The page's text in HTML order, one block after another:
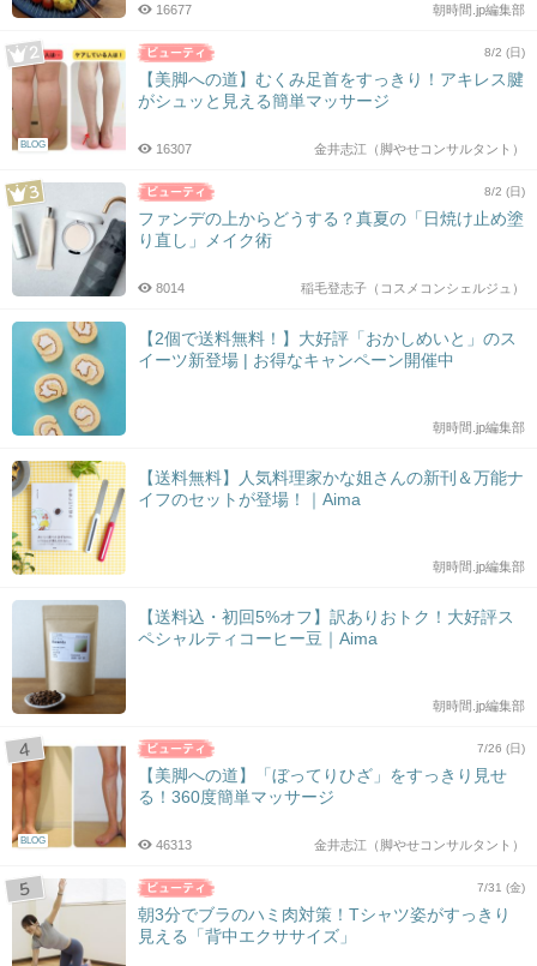
朝時間.jp編集部
16677
BLOG
8/2 (日)
【美脚への道】むくみ足首をすっきり！アキレス腱
がシュッと見える簡単マッサージ
金井志江（脚やせコンサルタント）
16307
8/2 (日)
ファンデの上からどうする？真夏の「日焼け止め塗
り直し」メイク術
稲毛登志子（コスメコンシェルジュ）
8014
【2個で送料無料！】大好評「おかしめいと」のス
イーツ新登場 | お得なキャンペーン開催中
朝時間.jp編集部
【送料無料】人気料理家かな姐さんの新刊＆万能ナ
イフのセットが登場！｜Aima
朝時間.jp編集部
【送料込・初回5%オフ】訳ありおトク！大好評ス
ペシャルティコーヒー豆｜Aima
朝時間.jp編集部
BLOG
7/26 (日)
【美脚への道】「ぼってりひざ」をすっきり見せ
る！360度簡単マッサージ
金井志江（脚やせコンサルタント）
46313
7/31 (金)
朝3分でブラのハミ肉対策！Tシャツ姿がすっきり
見える「背中エクササイズ」